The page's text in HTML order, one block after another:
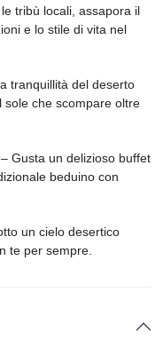
tribù locali, assapora il
e lo stile di vita nel
tranquillità del deserto
sole che scompare oltre
Gusta un delizioso buffet
beduino con
un cielo desertico
te per sempre.